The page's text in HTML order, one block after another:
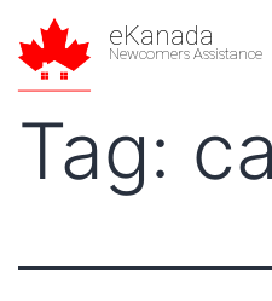
eKanada
Newcomers Assistance
Tag: